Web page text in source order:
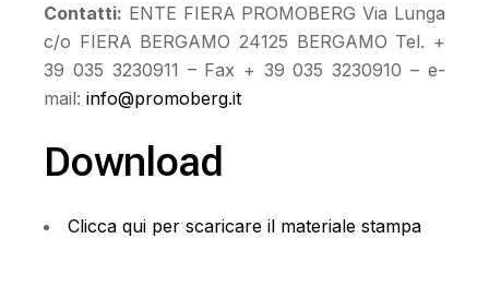
Contatti: ENTE FIERA PROMOBERG Via Lunga
c/o FIERA BERGAMO 24125 BERGAMO Tel. +
39 035 3230911 – Fax + 39 035 3230910 – e-
mail:info@promoberg.it
Download
Clicca qui per scaricare il materiale stampa